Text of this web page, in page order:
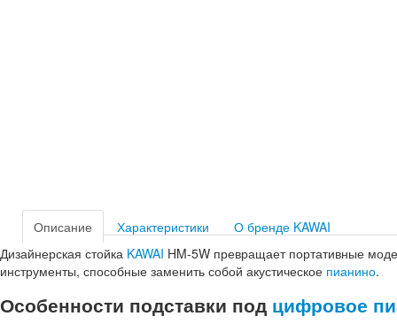
Описание Характеристики
О бренде KAWAI
Дизайнерская стойка KAWAI HM-5W превращает портативные
инструменты, способные заменить собой акустическое пианино.
Особенности подставки под цифровое